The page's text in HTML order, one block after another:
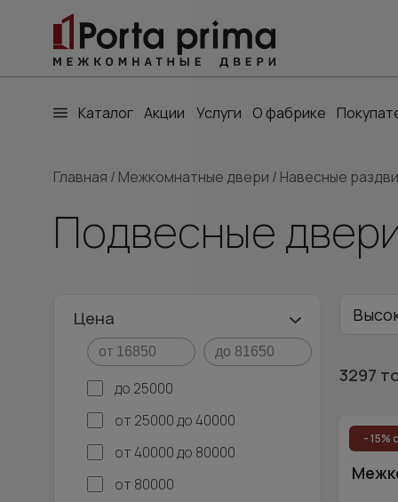
Каталог Акции Услуги О фабрике
Главная / Межкомнатные двери / Навесные
Подвесные
Цена
до 25000
от 25000 до 40000
от 40000 до 80000
от 80000
3297
- 15%